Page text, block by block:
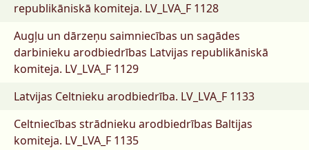
republikāniskā komiteja. LV_LVA_F 1128
Augļu un dārzeņu saimniecības un sagādes
darbinieku arodbiedrības Latvijas republikāniskā
komiteja. LV_LVA_F 1129
Latvijas Celtnieku arodbiedrība. LV_LVA_F 1133
Celtniecības strādnieku arodbiedrības Baltijas
komiteja. LV_LVA_F 1135